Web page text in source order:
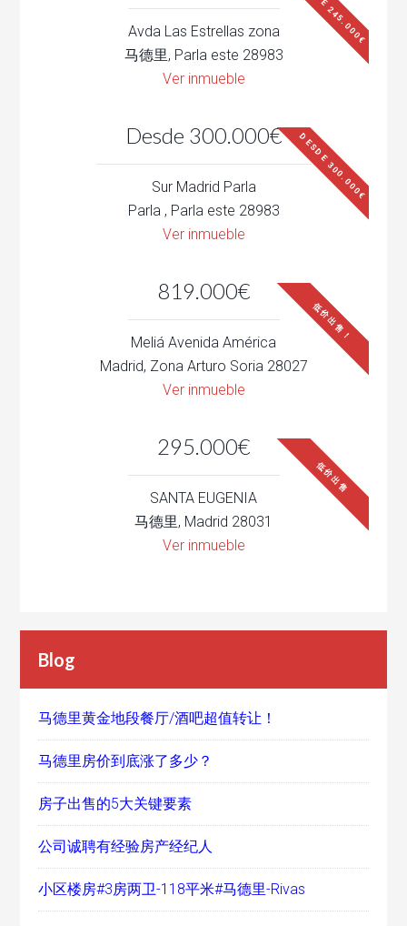
Avda Las Estrellas zona
马德里, Parla este 28983
Ver inmueble
Desde 300.000€ DESDE 300.000€
Sur Madrid Parla
Parla , Parla este 28983
Ver inmueble
819.000€
低价出售！
Meliá Avenida América
Madrid, Zona Arturo Soria 28027
Ver inmueble
295.000€
低价出售
SANTA EUGENIA
马德里, Madrid 28031
Ver inmueble
Blog
马德里黄金地段餐厅/酒吧超值转让！
马德里房价到底涨了多少？
房子出售的5大关键要素
公司诚聘有经验房产经纪人
小区楼房#3房两卫-118平米#马德里-Rivas